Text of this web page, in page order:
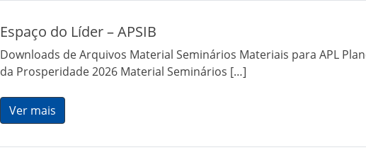
Espaço do Líder – APSIB
Downloads de Arquivos Material Seminários Materiais para APL
da Prosperidade 2026 Material Seminários […]
Ver mais